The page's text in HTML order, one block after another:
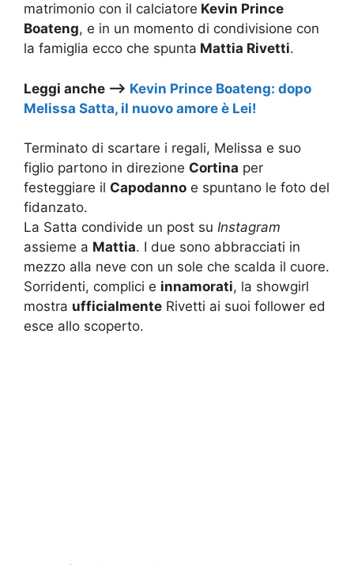
matrimonio con il calciatore Kevin Prince
Boateng, e in un momento di condivisione con
la famiglia ecco che spunta Mattia Rivetti.
Leggi anche –> Kevin Prince Boateng: dopo
Melissa Satta, il nuovo amore è Lei!
Terminato di scartare i regali, Melissa e suo
figlio partono in direzione Cortina per
festeggiare il Capodanno e spuntano le foto del
fidanzato.
La Satta condivide un post su Instagram
assieme a Mattia. I due sono abbracciati in
mezzo alla neve con un sole che scalda il cuore.
Sorridenti, complici e innamorati, la showgirl
mostra ufficialmente Rivetti ai suoi follower ed
esce allo scoperto.